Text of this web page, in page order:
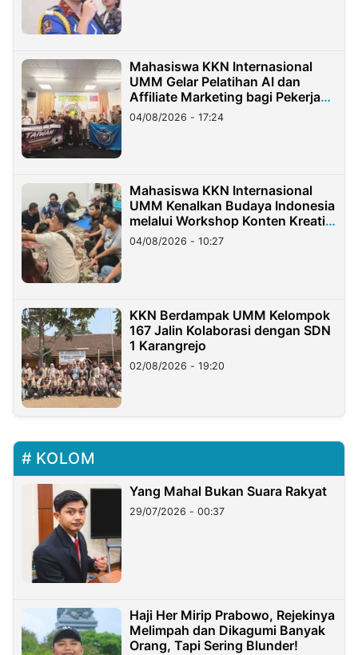
Mahasiswa KKN Internasional
UMM Gelar Pelatihan AI dan
Affiliate Marketing bagi Pekerja
Migran Indonesia di Taiwan
04/08/2026 - 17:24
Mahasiswa KKN Internasional
UMM Kenalkan Budaya Indonesia
melalui Workshop Konten Kreatif
di Taiwan
04/08/2026 - 10:27
KKN Berdampak UMM Kelompok
167 Jalin Kolaborasi dengan SDN
1 Karangrejo
02/08/2026 - 19:20
KOLOM
Yang Mahal Bukan Suara Rakyat
29/07/2026 - 00:37
Haji Her Mirip Prabowo, Rejekinya
Melimpah dan Dikagumi Banyak
Orang, Tapi Sering Blunder!